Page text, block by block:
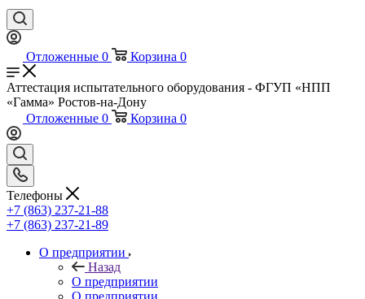
Отложенные 0 Корзина 0
Аттестация испытательного оборудования - ФГУП «НПП
«Гамма» Ростов-на-Дону
Отложенные 0 Корзина 0
Телефоны
+7 (863) 237-21-88
+7 (863) 237-21-89
О предприятии
Назад
О предприятии
О предприятии